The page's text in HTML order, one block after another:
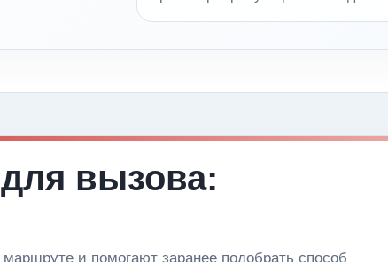
вызова:
и помогают заранее подобрать способ